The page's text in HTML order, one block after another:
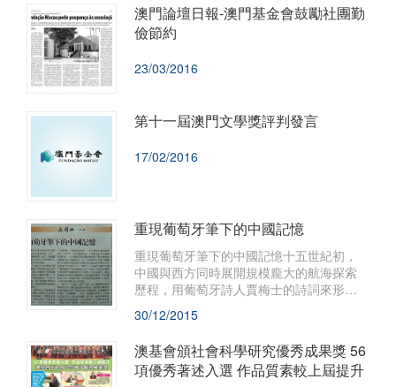
澳門論壇日報-澳門基金會鼓勵社團勤
儉節約
23/03/2016
第十一屆澳門文學獎評判發言
17/02/2016
重現葡萄牙筆下的中國記憶
重現葡萄牙筆下的中國記憶十五世紀初，
中國與西方同時展開規模龐大的航海探索
歷程，用葡萄牙詩人賈梅士的詩詞來形
容，就是“以如此豪邁的胸懷，乘風破浪航
行在大海之上，敞開海洋寬廣無際的大
30/12/2015
澳基會頒社會科學研究優秀成果獎 56
項優秀著述入選 作品質素較上屆提升